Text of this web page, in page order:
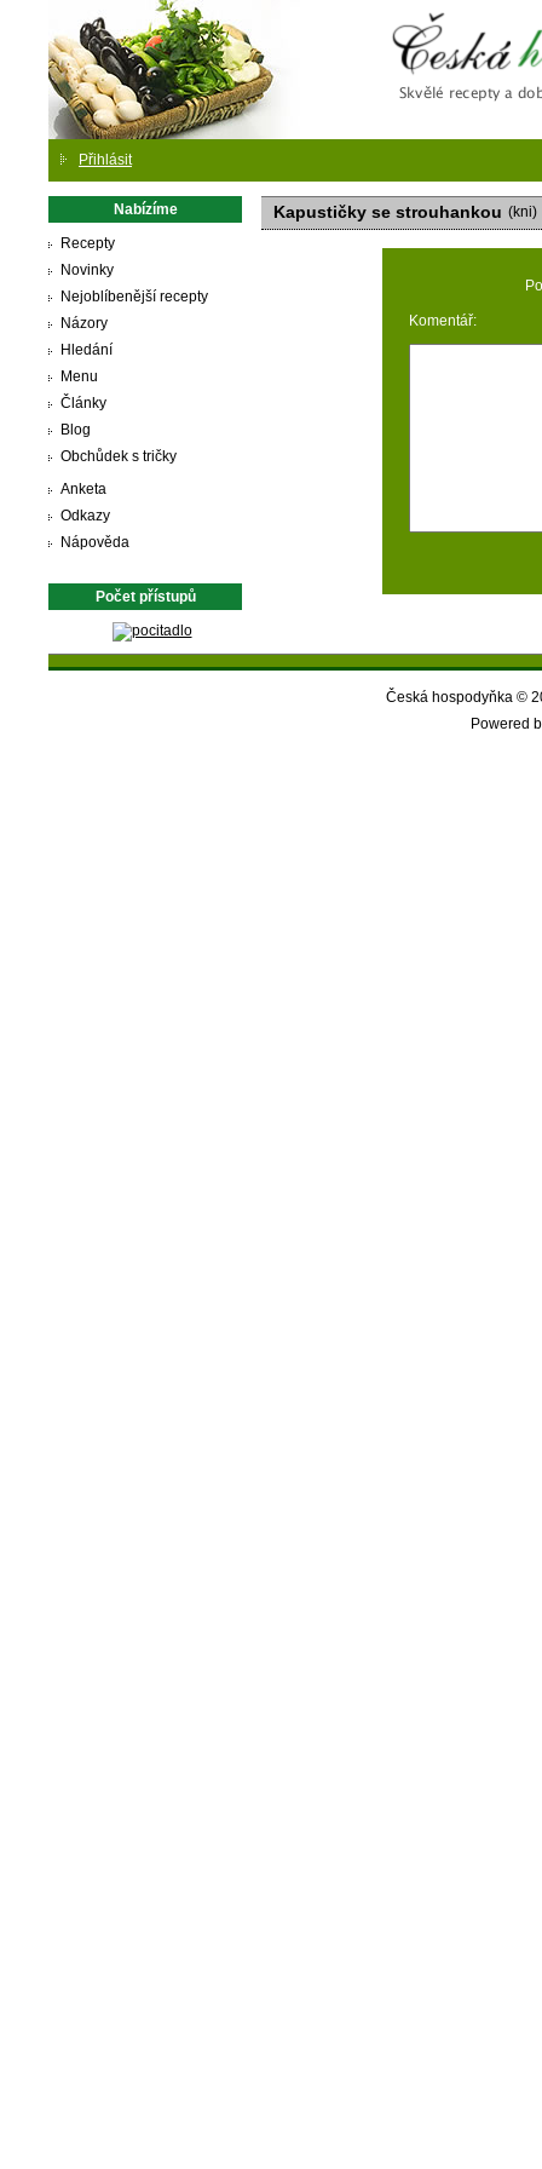
Přihlásit
Nabízíme
Recepty
Novinky
Nejoblíbenější recepty
Názory
Hledání
Menu
Články
Blog
Obchůdek s tričky
Anketa
Odkazy
Nápověda
Počet přístupů
Kapustičky se strouhankou (kni)
Komentář:
Česká hospodyňka ©
Powered